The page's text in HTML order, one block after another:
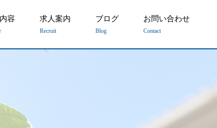
容 求人案内
Recruit
ブログ
Blog
お問い合わせ
Contact